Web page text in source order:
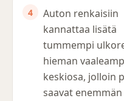
Auton renkaisiin
kannattaa lisätä
tummempi
hieman
keskiosa, jolloin
saavat enemmän